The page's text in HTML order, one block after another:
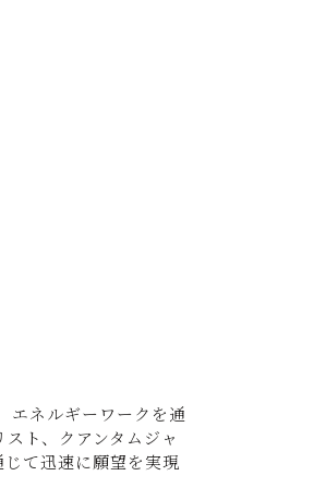
エネルギーワークを通
ト、クアンタムジャ
て迅速に願望を実現